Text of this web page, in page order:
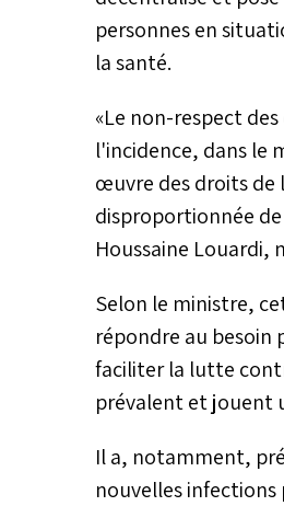
personnes en
la santé.
«Le non-respect
l'incidence, dans le
œuvre des droits de
disproportionnée
Houssaine Louardi,
Selon le ministre,
répondre au besoin
faciliter la lutte
prévalent et jouent
Il a, notamment,
nouvelles infections